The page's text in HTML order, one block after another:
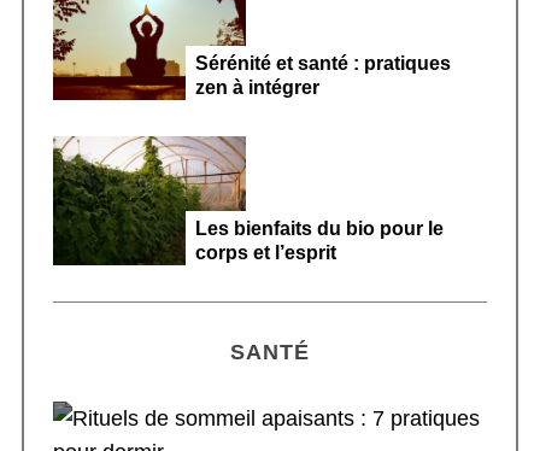
Sérénité et santé : pratiques
zen à intégrer
Les bienfaits du bio pour le
corps et l’esprit
SANTÉ